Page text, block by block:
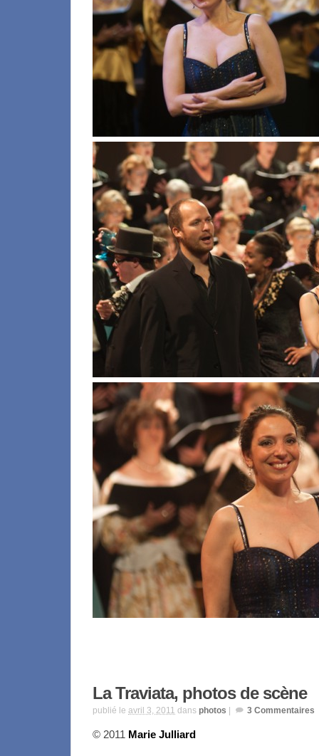
La Traviata, photos de scène
publié le avril 3, 2011 dans photos 3 Commentaires
© 2011 Marie Julliard